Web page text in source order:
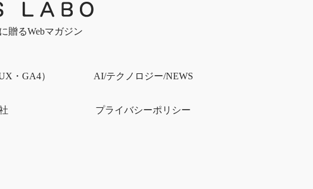
贈るWebマガジン
・GA4） AI/テクノロジー/NEWS
プライバシーポリシー